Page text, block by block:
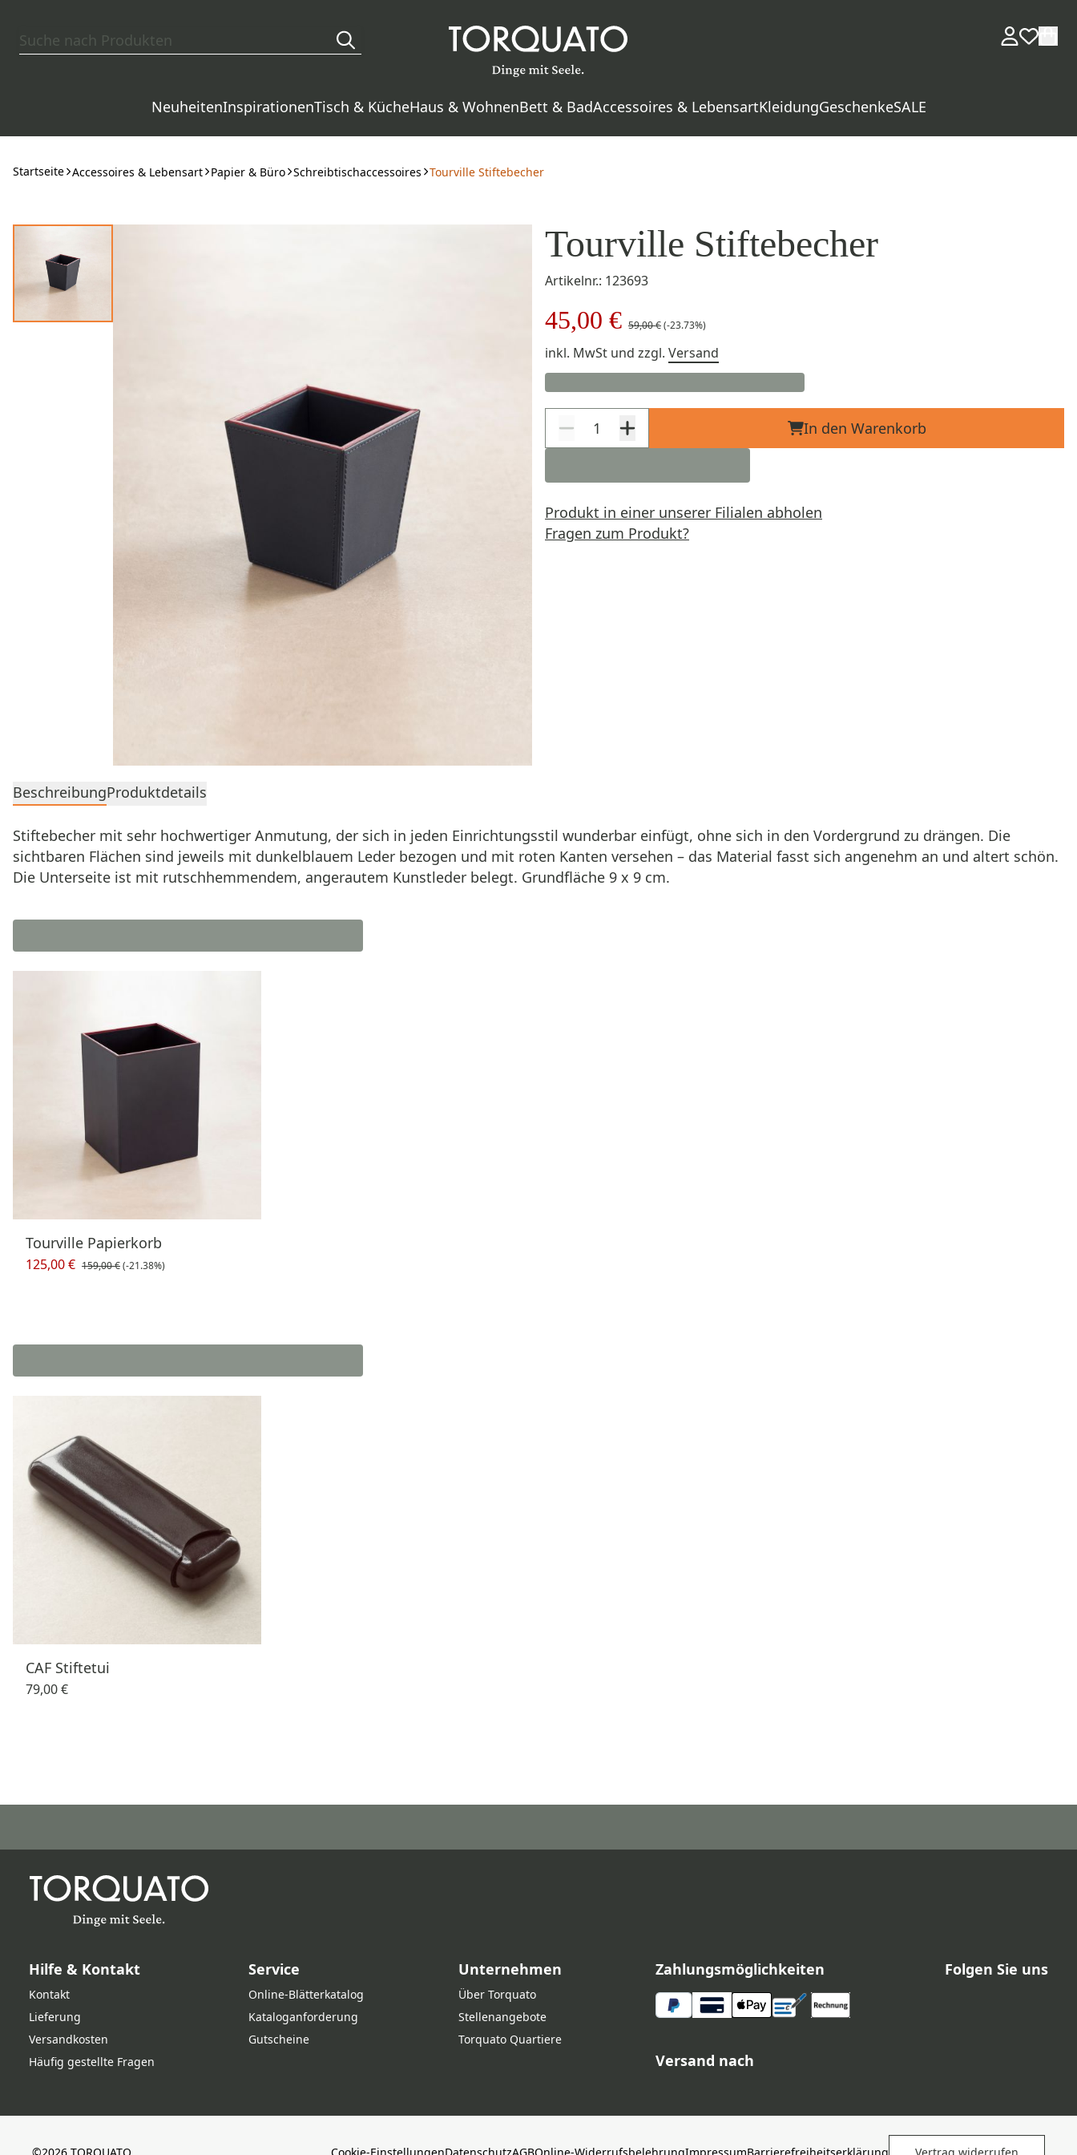
NeuheitenInspirationenTisch & KücheHaus & WohnenBett & BadAccessoires & LebensartKleidungGeschenkeSALE
Startseite Accessoires & Lebensart Papier & Büro Schreibtischaccessoires Tourville Stiftebecher
Tourville Stiftebecher
Artikelnr.: 123693
45,00 € 59,00 €(-23.73%)
inkl. MwSt und zzgl. Versand
In den Warenkorb
Produkt in einer unserer Filialen abholen
Fragen zum Produkt?
BeschreibungProduktdetails
Stiftebecher mit sehr hochwertiger Anmutung, der sich in jeden Einrichtungsstil wunderbar einfügt, ohne sich in den Vordergrund zu drängen. Die
sichtbaren Flächen sind jeweils mit dunkelblauem Leder bezogen und mit roten Kanten versehen – das Material fasst sich angenehm an und altert schön.
Die Unterseite ist mit rutschhemmendem, angerautem Kunstleder belegt. Grundfläche 9 x 9 cm.
Tourville Papierkorb
125,00 € 159,00 €(-21.38%)
CAF Stiftetui
79,00 €
Hilfe & Kontakt
Kontakt
Lieferung
Versandkosten
Häufig gestellte Fragen
Service
Online‑Blätterkatalog
Kataloganforderung
Gutscheine
Unternehmen
Über Torquato
Stellenangebote
Torquato Quartiere
Zahlungsmöglichkeiten
Versand nach
Folgen Sie uns